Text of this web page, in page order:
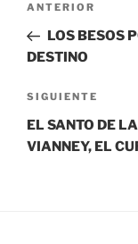
ANTERIOR
LOS BESOS
DESTINO
SIGUIENTE
EL SANTO DE
VIANNEY, EL